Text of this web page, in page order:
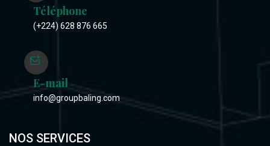
Téléphone
(+224) 628 876 665
E-mail
info@groupbaling.com
NOS SERVICES